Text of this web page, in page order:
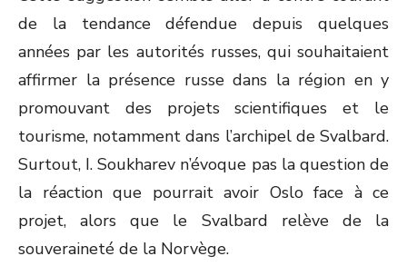
de la tendance défendue depuis quelques
années par les autorités russes, qui souhaitaient
affirmer la présence russe dans la région en y
promouvant des projets scientifiques et le
tourisme, notamment dans l’archipel de Svalbard.
Surtout, I. Soukharev n’évoque pas la question de
la réaction que pourrait avoir Oslo face à ce
projet, alors que le Svalbard relève de la
souveraineté de la Norvège.